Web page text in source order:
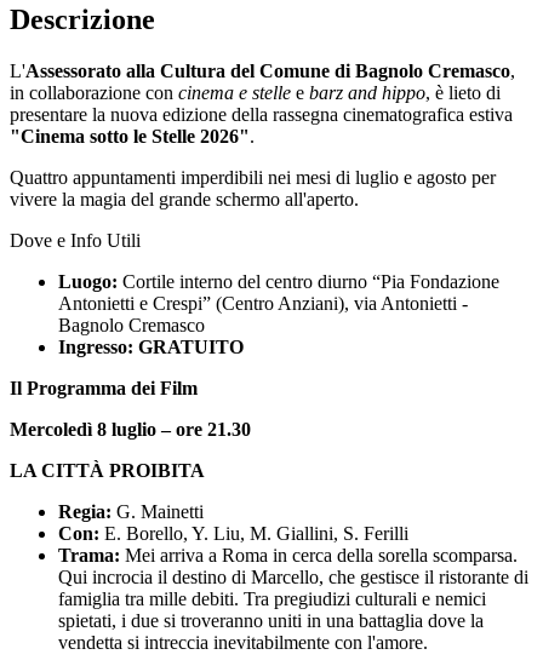
Descrizione
L'Assessorato alla Cultura del Comune di Bagnolo Cremasco,
in collaborazione con cinema e stelle e barz and hippo, è lieto di
presentare la nuova edizione della rassegna cinematografica estiva
"Cinema sotto le Stelle 2026".
Quattro appuntamenti imperdibili nei mesi di luglio e agosto per
vivere la magia del grande schermo all'aperto.
Dove e Info Utili
Luogo: Cortile interno del centro diurno “Pia Fondazione
Antonietti e Crespi” (Centro Anziani), via Antonietti -
Bagnolo Cremasco
Ingresso: GRATUITO
Il Programma dei Film
Mercoledì 8 luglio – ore 21.30
LA CITTÀ PROIBITA
Regia: G. Mainetti
Con: E. Borello, Y. Liu, M. Giallini, S. Ferilli
Trama: Mei arriva a Roma in cerca della sorella scomparsa.
Qui incrocia il destino di Marcello, che gestisce il ristorante di
famiglia tra mille debiti. Tra pregiudizi culturali e nemici
spietati, i due si troveranno uniti in una battaglia dove la
vendetta si intreccia inevitabilmente con l'amore.